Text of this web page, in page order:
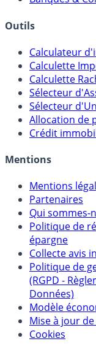
Outils
Calculateur
Calculette
Calculette
Sélecteur
Sélecteur
Allocation de
Crédit
Mentions
Mentions
Partenaires
Qui sommes-
Politique de
épargne
Collecte avis
Politique de
(RGPD -
Données)
Modèle
Mise à jour
Cookies